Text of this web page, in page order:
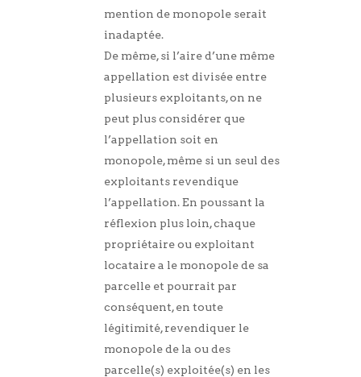
mention de monopole serait
inadaptée.
De même, si l’aire d’une même
appellation est divisée entre
plusieurs exploitants, on ne
peut plus considérer que
l’appellation soit en
monopole, même si un seul des
exploitants revendique
l’appellation. En poussant la
réflexion plus loin, chaque
propriétaire ou exploitant
locataire a le monopole de sa
parcelle et pourrait par
conséquent, en toute
légitimité, revendiquer le
monopole de la ou des
parcelle(s) exploitée(s) en les